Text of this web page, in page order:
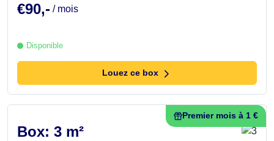
€90,- / mois
Disponible
Louez ce box
Premier mois à 1 €
Box: 3 m²